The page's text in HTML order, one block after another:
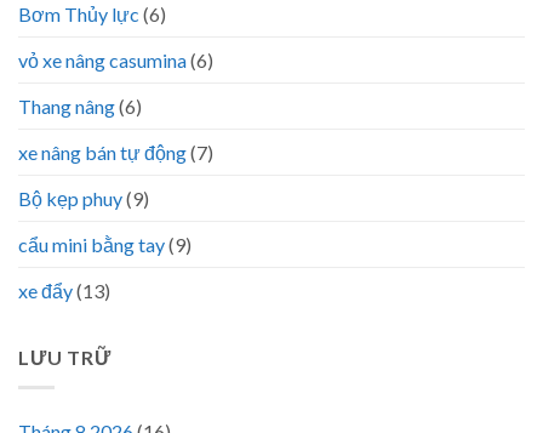
Bơm Thủy lực (6)
vỏ xe nâng casumina(6)
Thang nâng(6)
xe nâng bán tự động(7)
Bộ kẹp phuy(9)
cẩu mini bằng tay(9)
xe đẩy(13)
LƯU TRỮ